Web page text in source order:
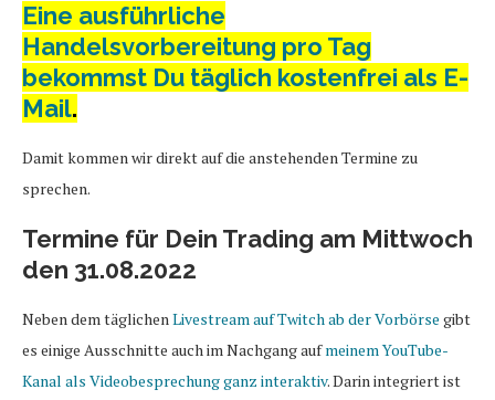
Eine ausführliche
Handelsvorbereitung pro Tag
bekommst Du täglich kostenfrei als E-
Mail.
Damit kommen wir direkt auf die anstehenden Termine zu
sprechen.
Termine für Dein Trading am Mittwoch
den 31.08.2022
Neben dem täglichenLivestream auf Twitch ab der Vorbörse gibt
es einige Ausschnitte auch im Nachgang aufmeinem YouTube-
Kanal als Videobesprechung ganz interaktiv. Darin integriert ist